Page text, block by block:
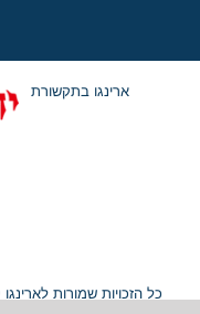
ארינגו בתקשורת